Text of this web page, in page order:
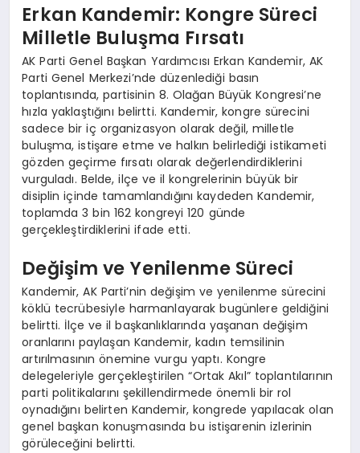
Erkan Kandemir: Kongre Süreci
Milletle Buluşma Fırsatı
AK Parti Genel Başkan Yardımcısı Erkan Kandemir, AK
Parti Genel Merkezi’nde düzenlediği basın
toplantısında, partisinin 8. Olağan Büyük Kongresi’ne
hızla yaklaştığını belirtti. Kandemir, kongre sürecini
sadece bir iç organizasyon olarak değil, milletle
buluşma, istişare etme ve halkın belirlediği istikameti
gözden geçirme fırsatı olarak değerlendirdiklerini
vurguladı. Belde, ilçe ve il kongrelerinin büyük bir
disiplin içinde tamamlandığını kaydeden Kandemir,
toplamda 3 bin 162 kongreyi 120 günde
gerçekleştirdiklerini ifade etti.
Değişim ve Yenilenme Süreci
Kandemir, AK Parti’nin değişim ve yenilenme sürecini
köklü tecrübesiyle harmanlayarak bugünlere geldiğini
belirtti. İlçe ve il başkanlıklarında yaşanan değişim
oranlarını paylaşan Kandemir, kadın temsilinin
artırılmasının önemine vurgu yaptı. Kongre
delegeleriyle gerçekleştirilen “Ortak Akıl” toplantılarının
parti politikalarını şekillendirmede önemli bir rol
oynadığını belirten Kandemir, kongrede yapılacak olan
genel başkan konuşmasında bu istişarenin izlerinin
görüleceğini belirtti.